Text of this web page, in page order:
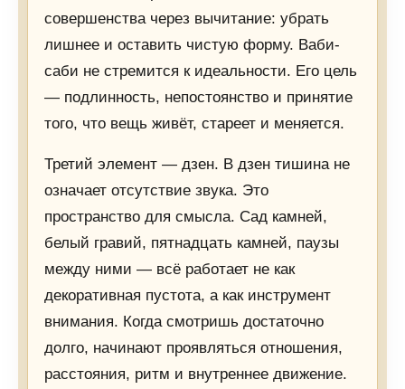
совершенства через вычитание: убрать
лишнее и оставить чистую форму. Ваби-
саби не стремится к идеальности. Его цель
— подлинность, непостоянство и принятие
того, что вещь живёт, стареет и меняется.
Третий элемент — дзен. В дзен тишина не
означает отсутствие звука. Это
пространство для смысла. Сад камней,
белый гравий, пятнадцать камней, паузы
между ними — всё работает не как
декоративная пустота, а как инструмент
внимания. Когда смотришь достаточно
долго, начинают проявляться отношения,
расстояния, ритм и внутреннее движение.